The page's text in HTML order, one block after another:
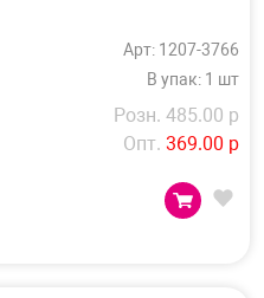
Арт: 1207-3766
В упак: 1 шт
Розн. 485.00 р
Опт. 369.00 р